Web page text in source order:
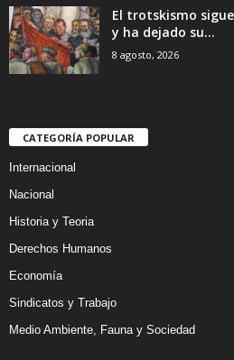
El trotskismo
y ha dejado su...
8 agosto, 2026
CATEGORÍA POPULAR
Internacional
Nacional
Historia y Teoria
Derechos Humanos
Economía
Sindicatos y Trabajo
Medio Ambiente, Fauna y Sociedad